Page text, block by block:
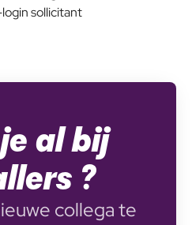
sollicitant
al bij
?
collega te